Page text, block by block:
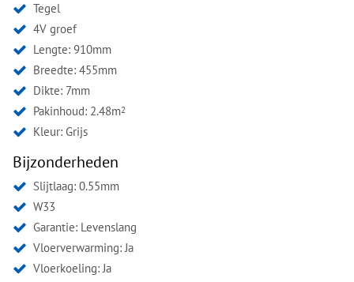
Tegel
4V groef
Lengte: 910mm
Breedte: 455mm
Dikte: 7mm
Pakinhoud: 2.48m2
Kleur: Grijs
Bijzonderheden
Slijtlaag: 0.55mm
W33
Garantie: Levenslang
Vloerverwarming: Ja
Vloerkoeling: Ja